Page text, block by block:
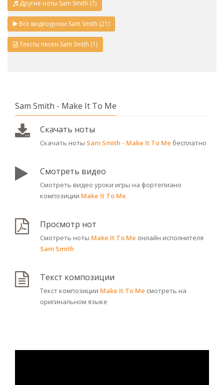
Другие ноты Sam Smith (7)
Все видеоуроки Sam Smith (21)
Тексты песен Sam Smith (1)
Sam Smith - Make It To Me
Скачать ноты
Скачать ноты Sam Smith - Make It To Me бесплатно
Смотреть видео
Смотреть видео уроки игры на фортепиано
композиции Make It To Me
Просмотр нот
Смотреть ноты Make It To Me онлайн исполнителя
Sam Smith
Текст композиции
Текст композиции Make It To Me смотреть на
оригинальном языке